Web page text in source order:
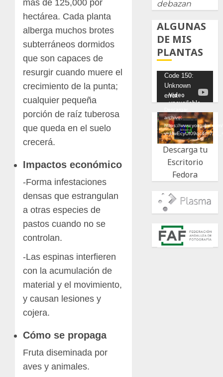
más de 125,000 por
hectárea. Cada planta
alberga muchos brotes
subterráneos dormidos
que son capaces de
resurgir cuando muere el
crecimiento de la punta;
cualquier pequeña
porción de raíz tuberosa
que queda en el suelo
crecerá.
Impactos económico
-Forma infestaciones
densas que estrangulan
a otras especies de
pastos cuando no se
controlan.
-Las espinas interfieren
con la acumulación de
material y el movimiento,
y causan lesiones y
cojera.
Cómo se propaga
Fruta diseminada por
aves y animales.
debazan
ALGUNAS
DE MIS
PLANTAS
Reproductor
de
vídeo
Code 150:
Unknown
error.
archivo:
https://
Descarga tu
Escritorio
Fedora